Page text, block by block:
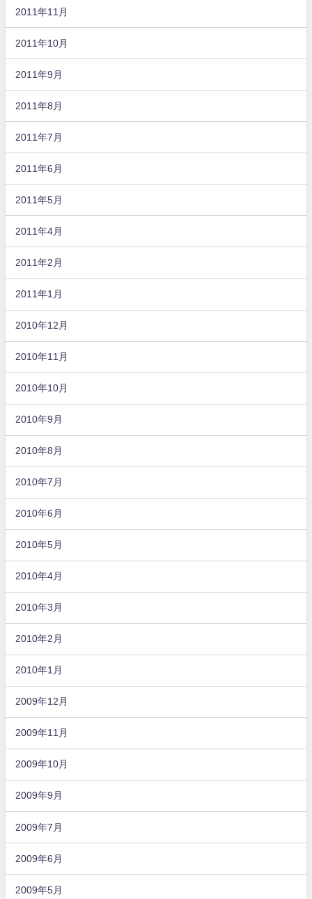
2011年11月
2011年10月
2011年9月
2011年8月
2011年7月
2011年6月
2011年5月
2011年4月
2011年2月
2011年1月
2010年12月
2010年11月
2010年10月
2010年9月
2010年8月
2010年7月
2010年6月
2010年5月
2010年4月
2010年3月
2010年2月
2010年1月
2009年12月
2009年11月
2009年10月
2009年9月
2009年7月
2009年6月
2009年5月